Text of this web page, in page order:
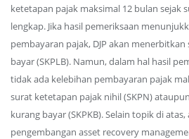
ketetapan pajak maksimal 12 bulan
lengkap. Jika hasil pemeriksaan
pembayaran pajak, DJP akan
bayar (SKPLB). Namun, dalam hal hasil
tidak ada kelebihan pembayaran pajak
surat ketetapan pajak nihil (SKPN)
kurang bayar (SKPKB). Selain topik di
pengembangan asset recovery